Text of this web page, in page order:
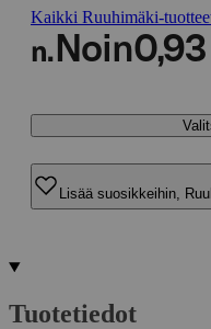
Kaikki Ruuhimäki-
n. Noin
Lisää suosikkeihin,
Tuotetiedot